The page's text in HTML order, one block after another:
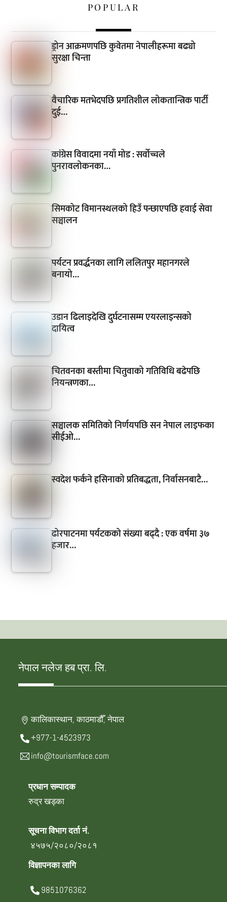
POPULAR
ड्रोन आक्रमणपछि कुवेतमा नेपालीहरूमा बढ्यो
सुरक्षा चिन्ता
वैचारिक मतभेदपछि प्रगतिशील लोकतान्त्रिक पार्टी
दुई…
कांग्रेस विवादमा नयाँ मोड : सर्वोच्चले
पुनरावलोकनका…
सिमकोट विमानस्थलको हिउँ पन्छाएपछि हवाई सेवा
सञ्चालन
पर्यटन प्रवर्द्धनका लागि ललितपुर महानगरले
बनायो…
उडान ढिलाइदेखि दुर्घटनासम्म एयरलाइन्सको
दायित्व
चितवनका बस्तीमा चितुवाको गतिविधि बढेपछि
नियन्त्रणका…
सञ्चालक समितिको निर्णयपछि सन नेपाल लाइफका
सीईओ…
स्वदेश फर्कने हसिनाको प्रतिबद्धता, निर्वासनबाटै…
ढोरपाटनमा पर्यटकको संख्या बढ्दै : एक वर्षमा ३७
हजार…
नेपाल नलेज हब प्रा. लि.
कालिकास्थान, काठमाडौँ, नेपाल
+977-1-4523973
info@tourismface.com
प्रधान सम्पादक
रुद्र खड्का
सूचना विभाग दर्ता नं.
४५७५/२०८०/२०८१
विज्ञापनका लागि
9851076362